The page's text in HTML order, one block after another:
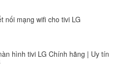
nối mạng wifi cho tivi LG
hình tivi LG Chính hãng | Uy tín